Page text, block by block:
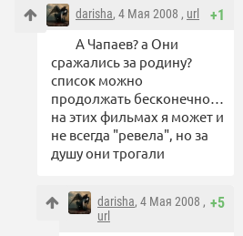
+1
darisha, 4 Мая 2008 , url
А Чапаев? а Они
сражались за родину?
список можно
продолжать бесконечно…
на этих фильмах я может и
не всегда "ревела", но за
душу они трогали
+5
darisha, 4 Мая 2008 ,
url